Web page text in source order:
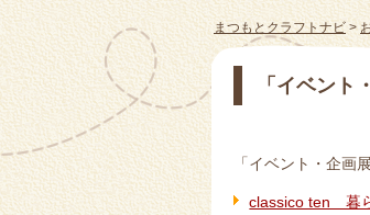
まつもとクラフトナビ >
「イベント
「イベント・企画
classico ten 暮